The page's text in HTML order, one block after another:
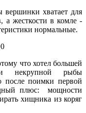
вершинки хватает для
а жесткости в комле -
нормальные.
что хотел большей
некрупной рыбы
после поимки первой
плюс: мощности
хищника из коряг